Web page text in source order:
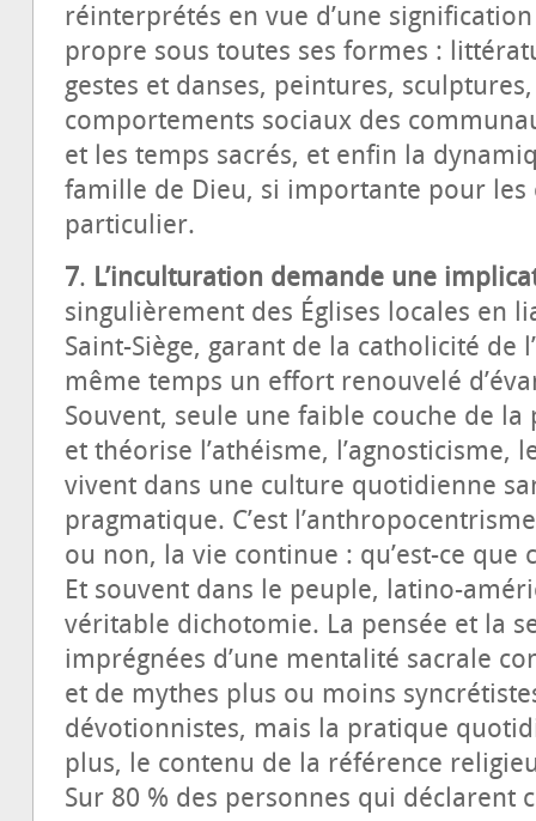
réinterprétés en vue d’une
propre sous toutes ses formes :
gestes et danses, peintures,
comportements sociaux des
et les temps sacrés, et enfin la
famille de Dieu, si importante pour les
particulier.
7. L’inculturation demande une
singulièrement des Églises locales en
Saint-Siège, garant de la catholicité de
même temps un effort renouvelé
Souvent, seule une faible couche de
et théorise l’athéisme, l’agnosticisme,
vivent dans une culture quotidienne
pragmatique. C’est
ou non, la vie continue : qu’est-ce que
Et souvent dans le peuple, latino-
véritable dichotomie. La pensée et la
imprégnées d’une mentalité sacrale
et de mythes plus ou moins
dévotionnistes, mais la pratique
plus, le contenu de la référence
Sur 80 % des personnes qui déclarent